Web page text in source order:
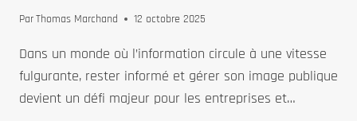
GAGNER
TEMPS
ParThomas Marchand 12 octobre 2025
Dans un monde où l’information circule à une vitesse
fulgurante, rester informé et gérer son image publique
devient un défi majeur pour les entreprises et…